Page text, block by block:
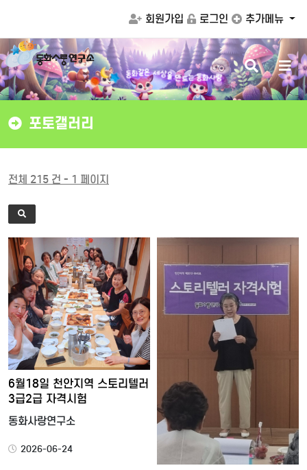
회원가입 로그인 추가메뉴
동화같은 세상을 만드는 동화사랑 검
색
버
튼
메
뉴
버
튼
포토갤러리
전체 215 건 - 1 페이지
6월18일 천안지역 스토리텔러
3급2급 자격시험
동화사랑연구소
2026-06-24